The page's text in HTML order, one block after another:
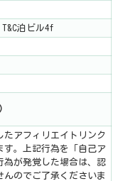
泊ビル4f
アフィリエイトリンク
す。上記行為を「自己ア
為が発覚した場合は、認
のでご了承くださいま